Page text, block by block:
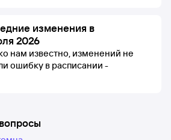
изменения в
2026
нам известно, изменений не
ошибку в расписании -